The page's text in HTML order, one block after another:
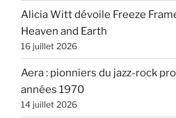
Alicia Witt dévoile Freeze
Heaven and Earth
16 juillet 2026
Aera : pionniers du jazz-rock
années 1970
14 juillet 2026